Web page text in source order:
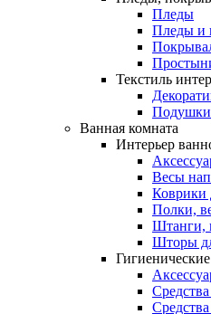
Пледы
Пледы и
Текстиль
Подушки
Ванная комната
Интерьер
Весы
Коврики
Полки,
Штанги,
Шторы